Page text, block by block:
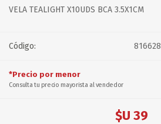
VELA TEALIGHT X10UDS BCA 3.5X1CM
Código: 816628
*Precio por menor
Consulta tu precio mayorista al vendedor
$U 39